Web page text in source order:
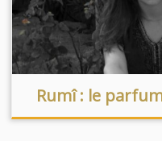
Rumî : le